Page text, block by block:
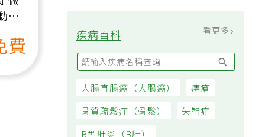
疾病百科
做
、
能
費